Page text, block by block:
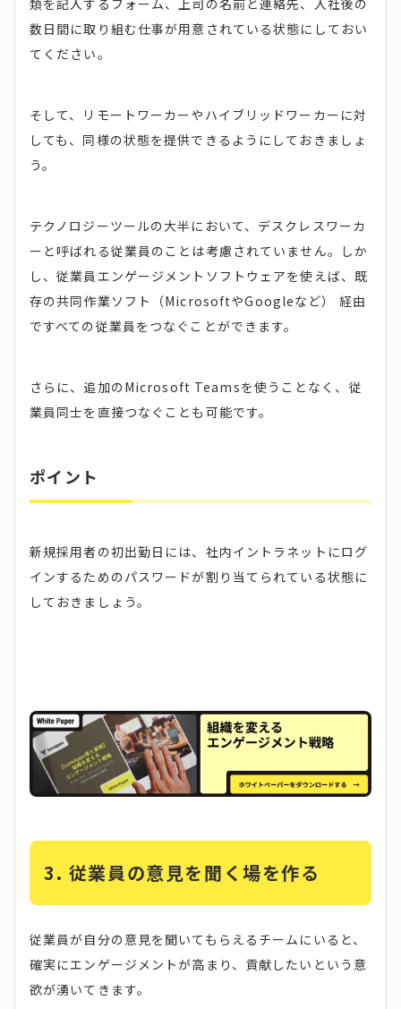
類を記入するフォーム、上司の名前と連絡先、入社後の
数日間に取り組む仕事が用意されている状態にしておい
てください。
そして、リモートワーカーやハイブリッドワーカーに対
しても、同様の状態を提供できるようにしておきましょ
う。
テクノロジーツールの大半において、デスクレスワーカ
ーと呼ばれる従業員のことは考慮されていません。しか
し、従業員エンゲージメントソフトウェアを使えば、既
存の共同作業ソフト（MicrosoftやGoogleなど） 経由
ですべての従業員をつなぐことができます。
さらに、追加のMicrosoft Teamsを使うことなく、従
業員同士を直接つなぐことも可能です。
ポイント
新規採用者の初出勤日には、社内イントラネットにログ
インするためのパスワードが割り当てられている状態に
しておきましょう。
3. 従業員の意見を聞く場を作る
従業員が自分の意見を聞いてもらえるチームにいると、
確実にエンゲージメントが高まり、貢献したいという意
欲が湧いてきます。